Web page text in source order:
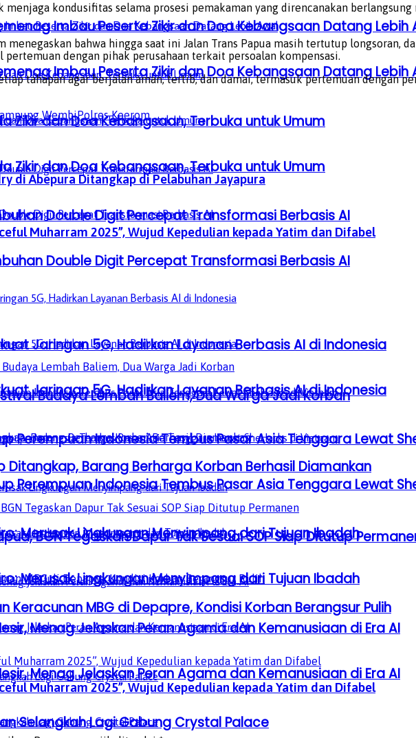
Imbau Peserta Zikir dan Doa Kebangsaan Datang Lebih
Zikir dan Doa Kebangsaan, Terbuka untuk Umum
Double Digit Percepat Transformasi Berbasis AI
Jaringan 5G, Hadirkan Layanan Berbasis AI di Indonesia
Perempuan Indonesia Tembus Pasar Asia Tenggara Lewat
Merusak Lingkungan Menyimpang dari Tujuan Ibadah
Menag Jelaskan Peran Agama dan Kemanusiaan di Era AI
Selangkah Lagi Gabung Crystal Palace
Imbau Peserta Zikir dan Doa Kebangsaan Datang Lebih
Zikir dan Doa Kebangsaan, Terbuka untuk Umum
Double Digit Percepat Transformasi Berbasis AI
Jaringan 5G, Hadirkan Layanan Berbasis AI di Indonesia
Perempuan Indonesia Tembus Pasar Asia Tenggara Lewat
Merusak Lingkungan Menyimpang dari Tujuan Ibadah
Menag Jelaskan Peran Agama dan Kemanusiaan di Era AI
kondusifitas selama prosesi pemakaman yang direncanakan
menegaskan bahwa hingga saat ini Jalan Trans Papua masih tertutup longsoran,
dengan pihak perusahaan terkait persoalan kompensasi.
tahapan agar berjalan aman, tertib, dan damai, termasuk pertemuan dengan
WembiPolres Keerom
di Abepura Ditangkap di Pelabuhan Jayapura
Muharram 2025”, Wujud Kepedulian kepada Yatim dan Difabel
Budaya Lembah Baliem, Dua Warga Jadi Korban
Ditangkap, Barang Berharga Korban Berhasil Diamankan
BGN Tegaskan Dapur Tak Sesuai SOP Siap Ditutup
MBG di Depapre, Kondisi Korban Berangsur Pulih
Muharram 2025”, Wujud Kepedulian kepada Yatim dan Difabel